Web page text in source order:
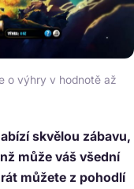
o výhry v hodnotě až
skvělou zábavu,
může váš všední
můžete z pohodlí